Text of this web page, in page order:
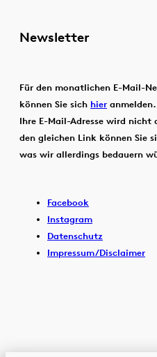
Newsletter
Für den monatlichen E-Mail-
können Sie sich hier
Ihre E-Mail-Adresse wird
den gleichen Link können Sie
was wir allerdings bedauern
Facebook
Instagram
Datenschutz
Impressum/Disclaimer